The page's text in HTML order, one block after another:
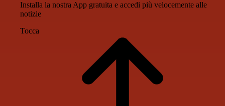
Installa la nostra App gratuita e accedi più velocemente alle
notizie
Tocca